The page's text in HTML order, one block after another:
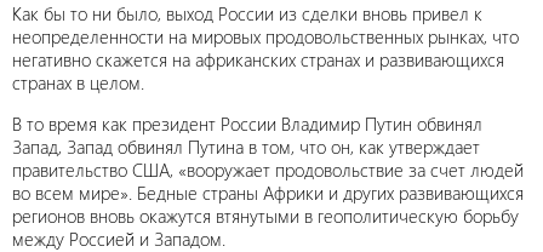
Как бы то ни было, выход России из сделки вновь привел к
неопределенности на мировых продовольственных рынках, что
негативно скажется на африканских странах и развивающихся
странах в целом.
В то время как президент России Владимир Путин обвинял
Запад, Запад обвинял Путина в том, что он, как утверждает
правительство США, «вооружает продовольствие за счет людей
во всем мире». Бедные страны Африки и других развивающихся
регионов вновь окажутся втянутыми в геополитическую борьбу
между Россией и Западом.